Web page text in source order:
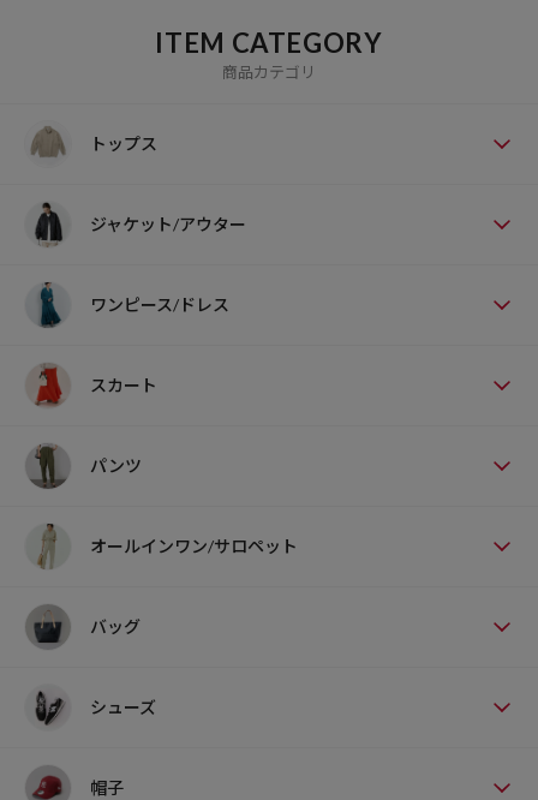
ITEM CATEGORY
商品カテゴリ
トップス
ジャケット/アウター
ワンピース/ドレス
スカート
パンツ
オールインワン/サロペット
バッグ
シューズ
帽子